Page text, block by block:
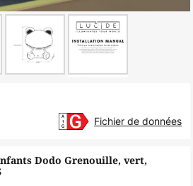
Dodo Grenouille, vert,
Fichier de données